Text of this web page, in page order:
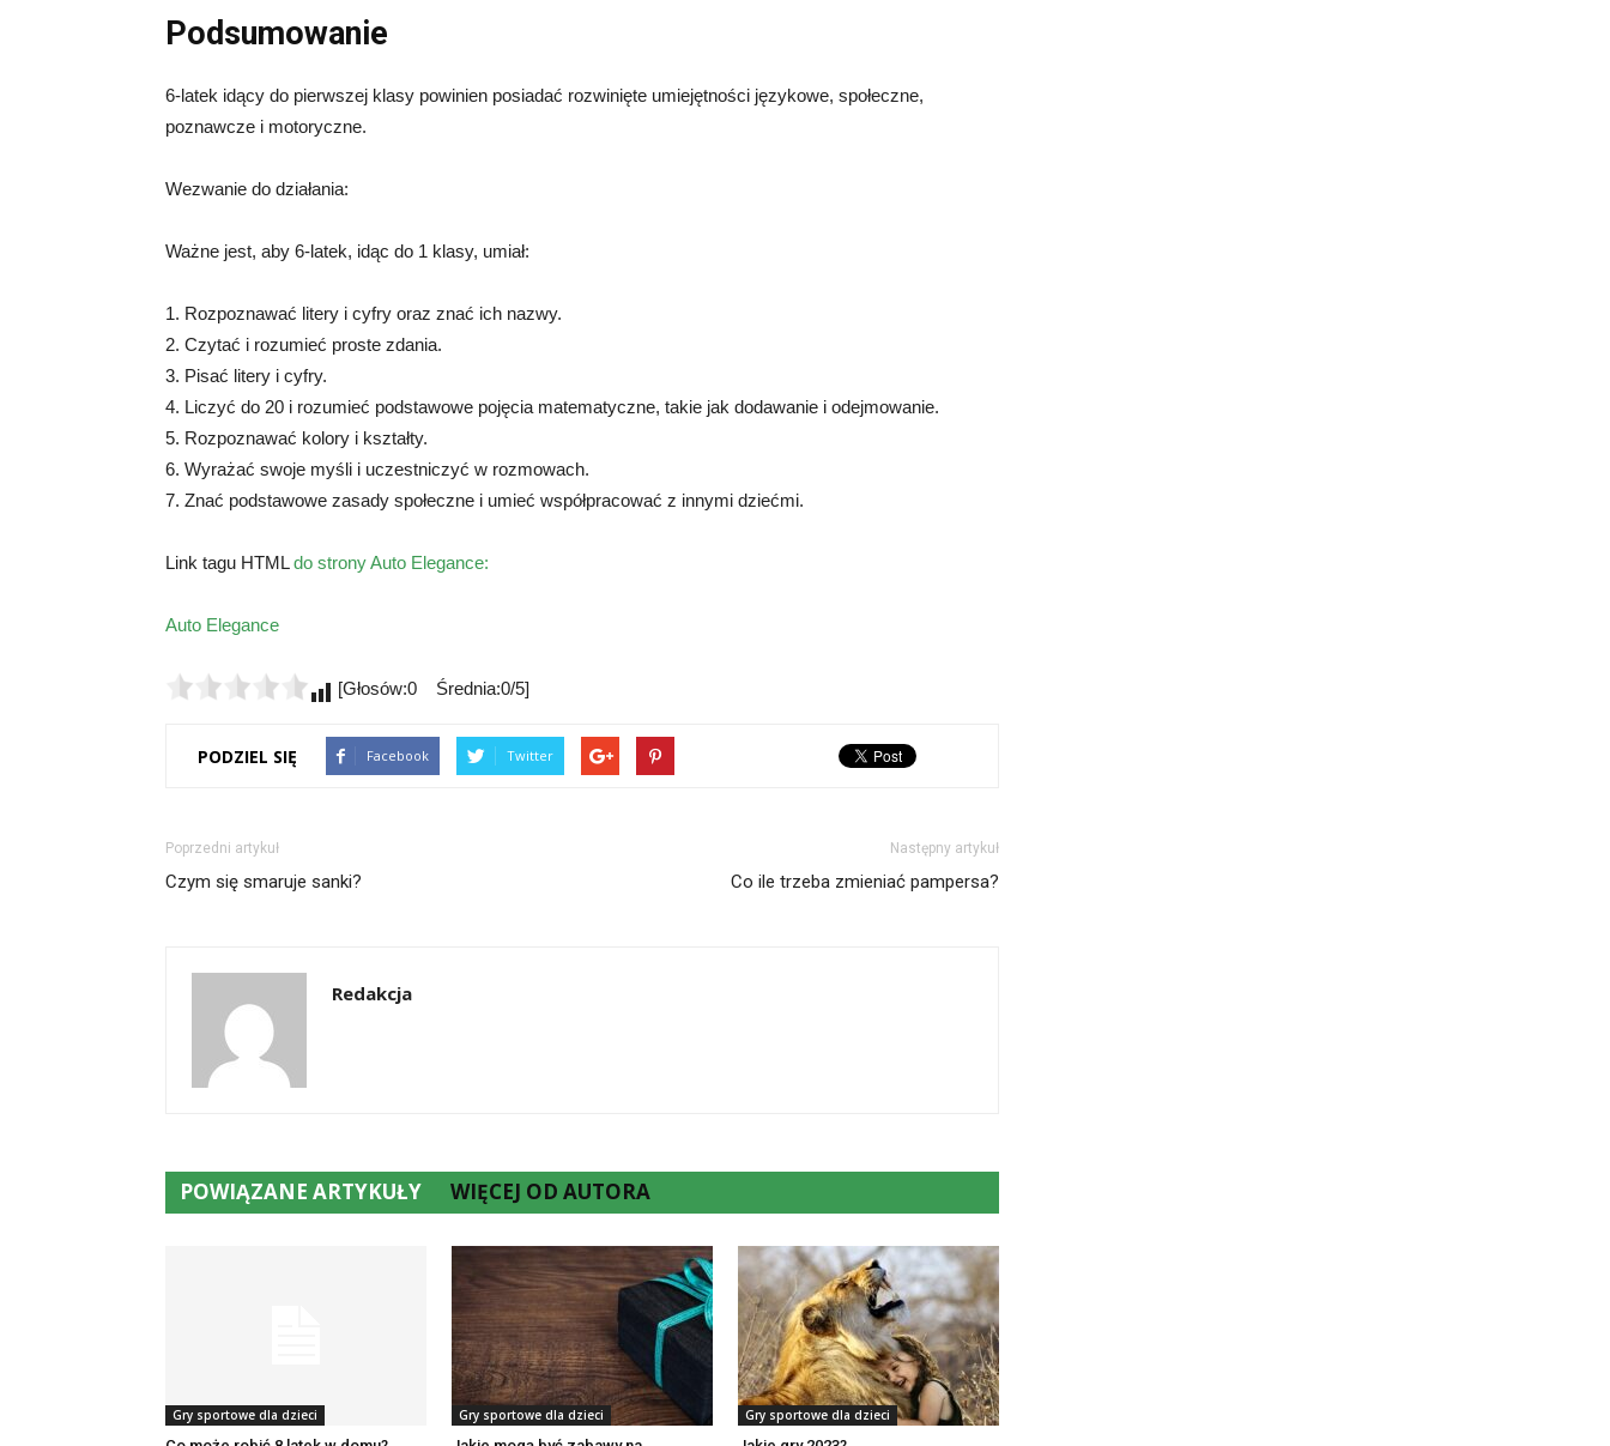
Podsumowanie
6-latek idący do pierwszej klasy powinien posiadać rozwinięte umiejętności językowe, społeczne,
poznawcze i motoryczne.
Wezwanie do działania:
Ważne jest, aby 6-latek, idąc do 1 klasy, umiał:
1. Rozpoznawać litery i cyfry oraz znać ich nazwy.
2. Czytać i rozumieć proste zdania.
3. Pisać litery i cyfry.
4. Liczyć do 20 i rozumieć podstawowe pojęcia matematyczne, takie jak dodawanie i odejmowanie.
5. Rozpoznawać kolory i kształty.
6. Wyrażać swoje myśli i uczestniczyć w rozmowach.
7. Znać podstawowe zasady społeczne i umieć współpracować z innymi dziećmi.
Link tagu HTMLdo strony Auto Elegance:
Auto Elegance
[Głosów:0 Średnia:0/5]
PODZIEL SIĘ Facebook Twitter
Poprzedni artykuł
Czym się smaruje sanki?
Następny artykuł
Co ile trzeba zmieniać pampersa?
Redakcja
POWIĄZANE ARTYKUŁY WIĘCEJ OD AUTORA
Gry sportowe dla dzieci Gry sportowe dla dzieci Gry sportowe dla dzieci